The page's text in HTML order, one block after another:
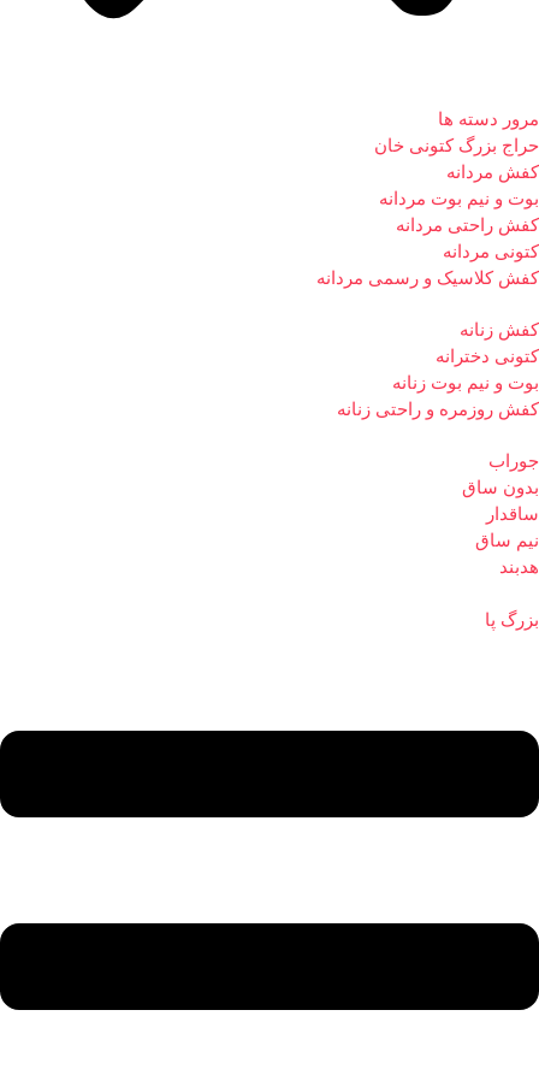
مرور دسته ها
حراج بزرگ کتونی خان
کفش مردانه
بوت و نیم بوت مردانه
کفش راحتی مردانه
کتونی مردانه
کفش کلاسیک و رسمی مردانه
کفش زنانه
کتونی دخترانه
بوت و نیم بوت زنانه
کفش روزمره و راحتی زنانه
جوراب
بدون ساق
ساقدار
نیم ساق
هدبند
بزرگ پا